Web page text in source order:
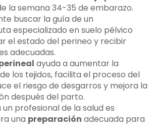
la semana 34-35 de embarazo.
buscar la guía de un
especializado en suelo pélvico
el estado del perineo y recibir
adecuadas.
ayuda a aumentar la
los tejidos, facilita el proceso del
el riesgo de desgarros y mejora la
después del parto.
profesional de la salud es
una preparación adecuada para